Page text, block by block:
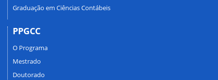
Graduação em Ciências Contábeis
PPGCC
O Programa
Mestrado
Doutorado